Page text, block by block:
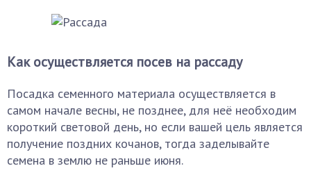
Как осуществляется посев на рассаду
Посадка семенного материала осуществляется в
самом начале весны, не позднее, для неё необходим
короткий световой день, но если вашей цель является
получение поздних кочанов, тогда заделывайте
семена в землю не раньше июня.